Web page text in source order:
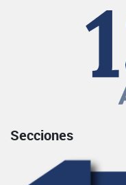
Secciones